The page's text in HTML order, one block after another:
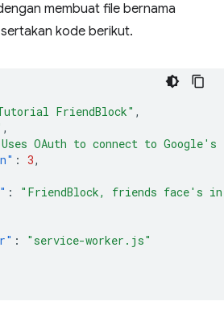
membuat file bernama
kode berikut.
FriendBlock" ,
,
OAuth to connect to
: 3,
:
"FriendBlock, friends face's
:
"service-worker.js"